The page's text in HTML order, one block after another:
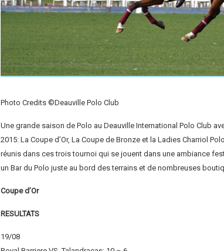
Photo Credits ©Deauville Polo Club
Une grande saison de Polo au Deauville International Polo Club
2015: La Coupe d’Or, La Coupe de Bronze et la Ladies Charriol
réunis dans ces trois tournoi qui se jouent dans une ambiance
un Bar du Polo juste au bord des terrains et de nombreuses
Coupe d’Or
RESULTATS
19/08